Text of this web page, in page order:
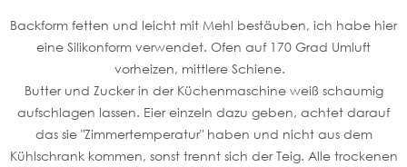
Backform fetten und leicht mit Mehl bestäuben, ich habe hier
eine Silikonform verwendet. Ofen auf 170 Grad Umluft
vorheizen, mittlere Schiene.
Butter und Zucker in der Küchenmaschine weiß schaumig
aufschlagen lassen. Eier einzeln dazu geben, achtet darauf
das sie "Zimmertemperatur" haben und nicht aus dem
Kühlschrank kommen, sonst trennt sich der Teig. Alle trockenen